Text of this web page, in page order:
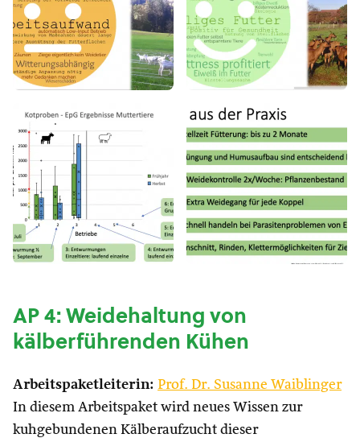
AP 4: Weidehaltung von
kälberführenden Kühen
Arbeitspaketleiterin: Prof. Dr. Susanne Waiblinger
In diesem Arbeitspaket wird neues Wissen zur
kuhgebundenen Kälberaufzucht dieser